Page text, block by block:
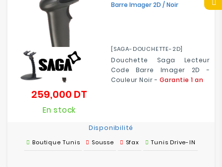
Barre Imager 2D / Noir
[SAGA-DOUCHETTE-2D]
Douchette Saga Lecteur
Code Barre Imager 2D -
Couleur Noir - Garantie 1 an
259,000 DT
En stock
Disponibilité
Boutique Tunis Sousse Sfax Tunis Drive-IN